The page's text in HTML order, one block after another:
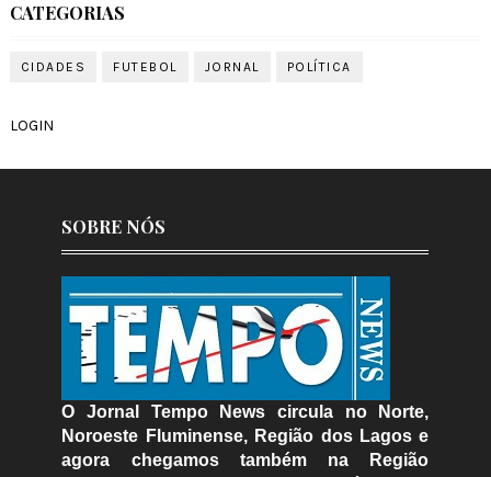
CATEGORIAS
CIDADES FUTEBOL JORNAL POLÍTICA
LOGIN
SOBRE NÓS
O Jornal Tempo News circula no Norte,
Noroeste Fluminense, Região dos Lagos e
agora chegamos também na Região